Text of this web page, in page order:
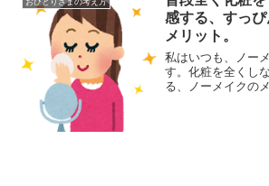
感する、すっ
メリット。
私はいつも、ノー
す。化粧を全くし
る、ノーメイクの